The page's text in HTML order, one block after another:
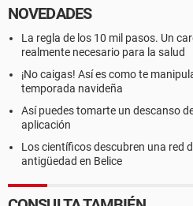
NOVEDADES
La regla de los 10 mil pasos. Un
realmente necesario para la salud
¡No caigas! Así es como te
temporada navideña
Así puedes tomarte un descanso
aplicación
Los científicos descubren una red
antigüedad en Belice